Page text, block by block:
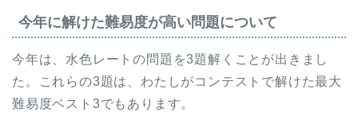
今年に解けた難易度が高い問題について
今年は、水色レートの問題を3題解くことが出きまし
た。これらの3題は、わたしがコンテストで解けた最大
難易度ベスト3でもあります。